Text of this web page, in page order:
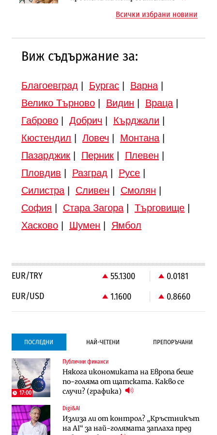
Всички избрани новини
Виж съдържание за:
Благоевград Бургас| Варна|
Велико Търново| Видин Враца|
Габрово| Добрич Кърджали
Кюстендил
Ловеч Монтана|
Пазарджик| Перник| Плевен
Пловдив
Разград Русе|
Силистра| Сливен Смолян
София
Стара Загора| Търговище|
Хасково| Шумен Ямбол
EUR/TRY 55.1300
0.0181
EUR/USD
1.1600 0.8660
ПОСЛЕДНИ НАЙ-ЧЕТЕНИ ПРЕПОРЪЧАНИ
17:00
Публични финанси
Някога икономиката на Европа беше
по-голяма от щатската. Какво се
случи? (графика)
Digi&AI
Излиза ли от контрол? „Кръстникът
на AI“ за най-голямата заплаха пред
Градоустройство
Столична община избра изпълнител за
преместването на трамвайното
трасе по бул. „Скобелев“
Компании
Vivacom предлага над 150 устройства с
90% отстъпка през август
Компании
Vivacom предлага над 150 устройства с
90% отстъпка през август
Градоустройство
Столична община избра изпълнител за
преместването на трамвайното